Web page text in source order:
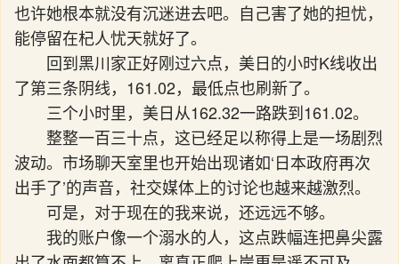
也许她根本就没有沉迷进去吧。自己害了她的担忧，
能停留在杞人忧天就好了。
回到黑川家正好刚过六点，美日的小时K线收出
了第三条阴线，161.02，最低点也刷新了。
三个小时里，美日从162.32一路跌到161.02。
整整一百三十点，这已经足以称得上是一场剧烈
波动。市场聊天室里也开始出现诸如‘日本政府再次
出手了’的声音，社交媒体上的讨论也越来越激烈。
可是，对于现在的我来说，还远远不够。
我的账户像一个溺水的人，这点跌幅连把鼻尖露